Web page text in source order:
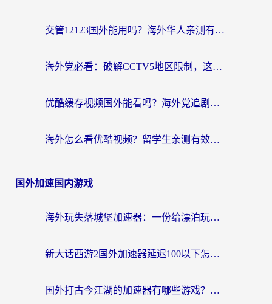
交管12123国外能用吗？海外华人亲测有效的回国加速器选择指南
海外党必看：破解CCTV5地区限制，这样看欧洲杯奥运直播才够爽！
优酷缓存视频国外能看吗？海外党追剧看片的终极解决方案来了
海外怎么看优酷视频？留学生亲测有效的回国加速器选择指南
国外加速国内游戏
海外玩失落城堡加速器：一份给漂泊玩家的网络自救指南
新大话西游2国外加速器延迟100以下怎么办？海外党实测有效的低延迟指南
国外打古今江湖的加速器有哪些游戏？一个海外玩家的终极选择指南